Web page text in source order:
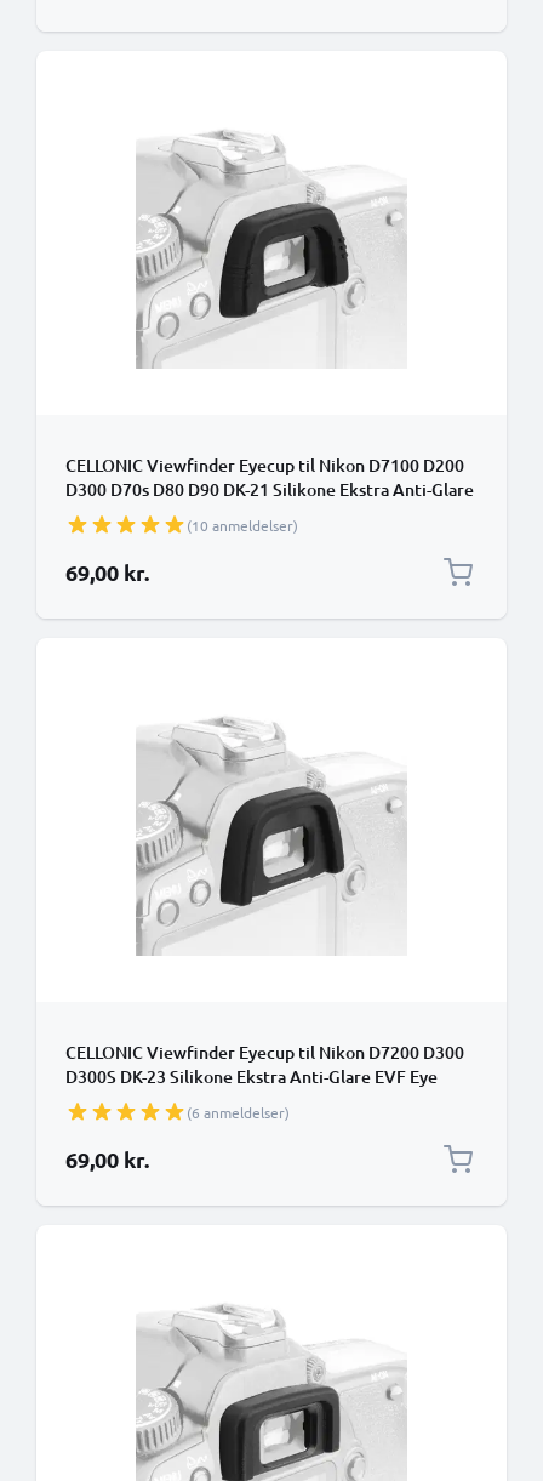
CELLONIC Viewfinder Eyecup til Nikon D7100 D200
D300 D70s D80 D90 DK-21 Silikone Ekstra Anti-Glare
EVF Eye Piece View Finder Cover Hood Cap
(10 anmeldelser)
69,00 kr.
CELLONIC Viewfinder Eyecup til Nikon D7200 D300
D300S DK-23 Silikone Ekstra Anti-Glare EVF Eye
Piece View Finder Cover Hood Cap
(6 anmeldelser)
69,00 kr.